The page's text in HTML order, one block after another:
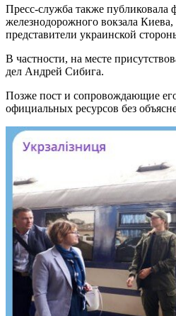
Пресс-служба также публиковала
железнодорожного вокзала Киева,
представители украинской
В частности, на месте
дел Андрей Сибига.
Позже пост и сопровождающие
официальных ресурсов без